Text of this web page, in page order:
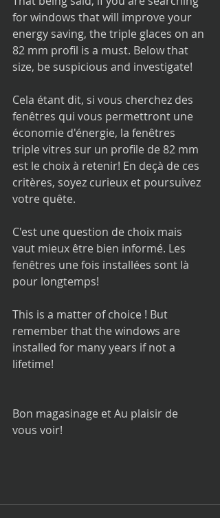
for windows that will improve your
energy saving, the triple glaces on an
82 mm profil is a must. Below that
size, be suspicious and investigate!
Cela étant dit, si vous cherchez des
fenêtres qui vous permettront une
économie d'énergie, la fenêtres
triple vitres sur un profile de 82 mm
est le choix à retenir! En deçà de ces
critères, soyez curieux et poursuivez
votre quête.
C'est une question de choix mais
vaut mieux être bien informé. Les
fenêtres une fois installées sont là
pour longtemps!
This is a matter of choice ! But
remember that the windows are
installed for many years if not a
lifetime!
Bon magasinage et Au plaisir de
vous voir!